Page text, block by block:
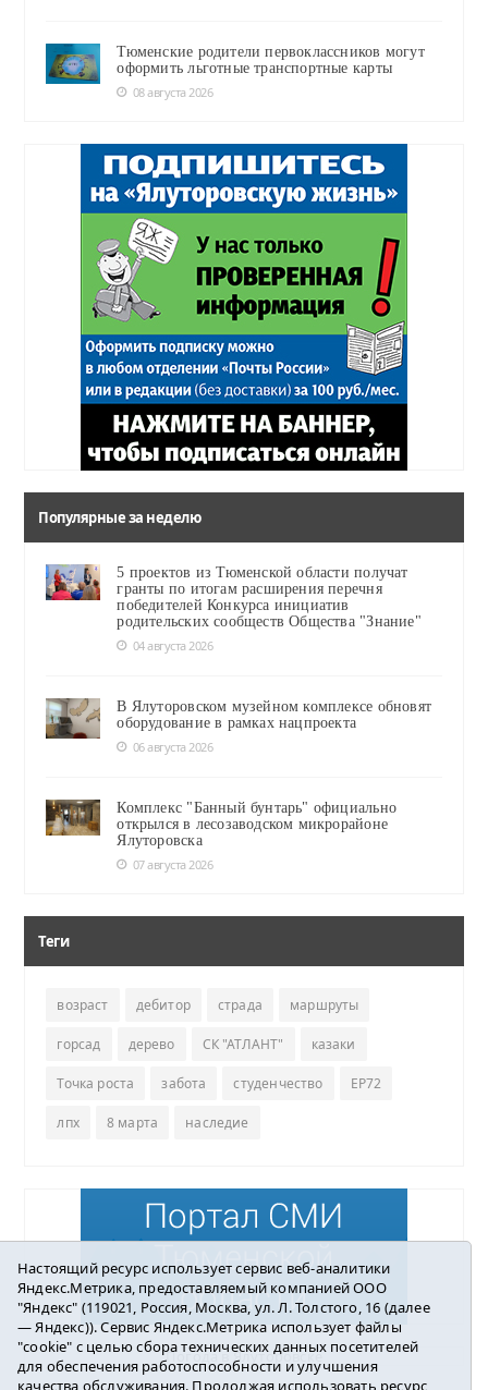
Тюменские родители первоклассников могут
оформить льготные транспортные карты
08 августа 2026
Популярные за неделю
5 проектов из Тюменской области получат
гранты по итогам расширения перечня
победителей Конкурса инициатив
родительских сообществ Общества "Знание"
04 августа 2026
В Ялуторовском музейном комплексе обновят
оборудование в рамках нацпроекта
06 августа 2026
Комплекс "Банный бунтарь" официально
открылся в лесозаводском микрорайоне
Ялуторовска
07 августа 2026
Теги
возраст дебитор страда маршруты
горсад дерево СК "АТЛАНТ" казаки
Точка роста забота студенчество ЕР72
лпх 8 марта наследие
Погода в Ялуторовске
Настоящий ресурс использует сервис веб-аналитики
Яндекс.Метрика, предоставляемый компанией ООО
"Яндекс" (119021, Россия, Москва, ул. Л. Толстого, 16 (далее
— Яндекс)). Сервис Яндекс.Метрика использует файлы
"cookie" с целью сбора технических данных посетителей
для обеспечения работоспособности и улучшения
качества обслуживания. Продолжая использовать ресурс,